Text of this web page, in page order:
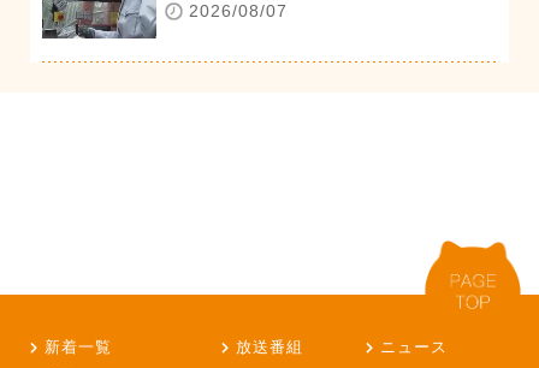
2026/08/07
新着一覧 放送番組
ニュース